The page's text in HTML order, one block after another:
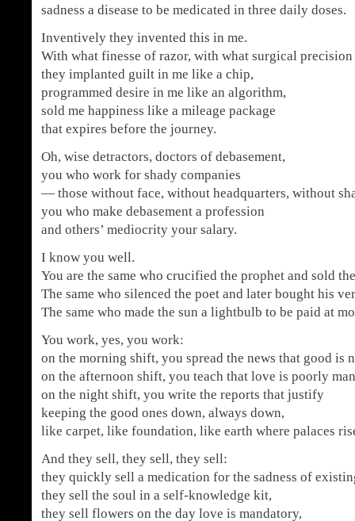
sadness a disease to be medicated in three daily doses.
Inventively they invented this in me.
With what finesse of razor, with what surgical precision
they implanted guilt in me like a chip,
programmed desire in me like an algorithm,
sold me happiness like a mileage package
that expires before the journey.
Oh, wise detractors, doctors of debasement,
you who work for shady companies
— those without face, without headquarters, without
you who make debasement a profession
and others’ mediocrity your salary.
I know you well.
You are the same who crucified the prophet and sold
The same who silenced the poet and later bought his
The same who made the sun a lightbulb to be paid at
You work, yes, you work:
on the morning shift, you spread the news that good is
on the afternoon shift, you teach that love is poorly
on the night shift, you write the reports that justify
keeping the good ones down, always down,
like carpet, like foundation, like earth where palaces
And they sell, they sell, they sell:
they quickly sell a medication for the sadness of
they sell the soul in a self-knowledge kit,
they sell flowers on the day love is mandatory,